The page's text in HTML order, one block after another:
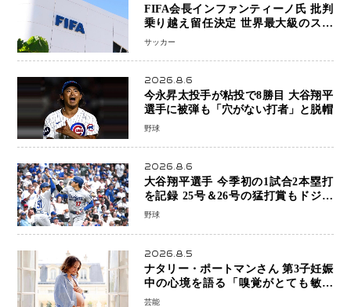
FIFA会長インファンティーノ氏 批判
乗り越え留任決定 世界最大級のスポ
ーツ組織を支える「権威」は揺るがず
サッカー
2026.8.6
今永昇太投手が粘投で8勝目 大谷翔平
選手に被弾も「穴がない打者」と脱帽
野球
2026.8.6
大谷翔平選手 今季初の1試合2本塁打
を記録 25号＆26号の猛打賞もドジャ
ースは今季ワーストの6連敗
野球
2026.8.5
ナタリー・ポートマンさん 第3子妊娠
中の心境を語る「嗅覚がとても敏感
に」マタニティフォトも公開
芸能